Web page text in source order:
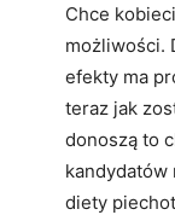
Chce
możliwości.
efekty ma
teraz jak
donoszą to
kandydatów
diety